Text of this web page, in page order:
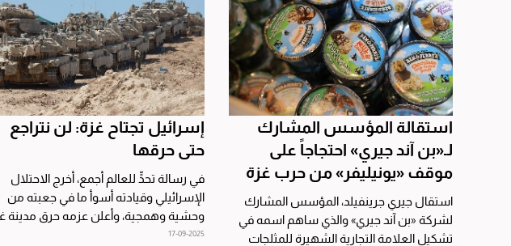
استقالة المؤسس المشارك
لـ«بن آند جيري» احتجاجاً على
موقف «يونيليفر» من حرب غزة
استقال جيري جرينفيلد، المؤسس المشارك
لشركة «بن آند جيري» والذي ساهم اسمه في
تشكيل العلامة التجارية الشهيرة للمثلجات
إسرائيل تجتاح غزة: لن نتراجع
حتى حرقها
في رسالة تحدٍّ للعالم أجمع، أخرج الاحتلال
الإسرائيلي وقيادته أسوأ ما في جعبته من
وحشية وهمجية، وأعلن عزمه حرق مدينة
المكتظة بمئات...
17-09-2025